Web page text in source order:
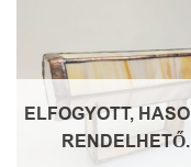
ELFOGYOTT,
RENDELHETŐ.